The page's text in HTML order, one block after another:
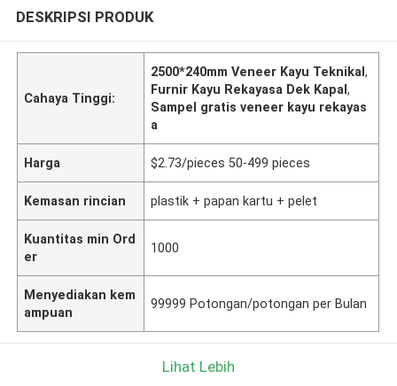
DESKRIPSI PRODUK
Cahaya Tinggi:
2500*240mm Veneer Kayu Teknikal,
Furnir Kayu Rekayasa Dek Kapal,
Sampel gratis veneer kayu rekayas
a
Harga $2.73/pieces 50-499 pieces
Kemasan rincian plastik + papan kartu + pelet
Kuantitas min Ord
er
1000
Menyediakan kem
ampuan
99999 Potongan/potongan per Bulan
Lihat Lebih